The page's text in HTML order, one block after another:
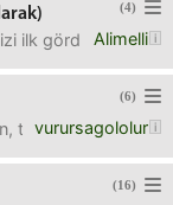
(4)
Alimelli
ilk gördüğünüz de
(6)
vurursagololur
tavsiye ettiğiniz
(16)